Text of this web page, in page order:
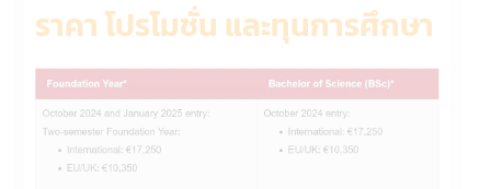
ราคา โปรโมชั่น และทุนการศึกษา